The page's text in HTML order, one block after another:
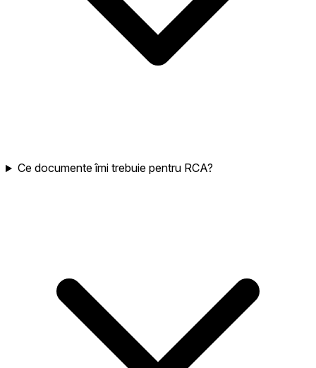
Ce documente îmi trebuie pentru RCA?